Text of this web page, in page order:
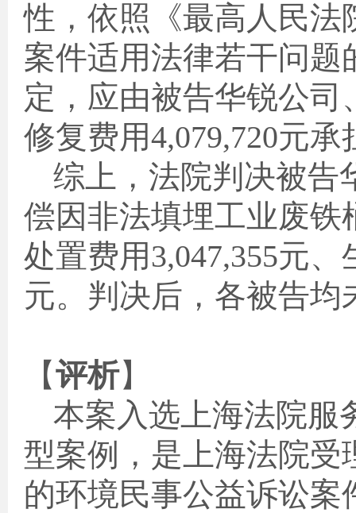
性，依照《最高人民法
案件适用法律若干问
定，应由被告华锐公
修复费用4,079,720元承
综上，法院判决被告
偿因非法填埋工业废铁
处置费用 3,047,355元、
元。判决后，各被告均
【评析】
本案入选上海法院服
型案例，是上海法院受
的环境民事公益诉讼